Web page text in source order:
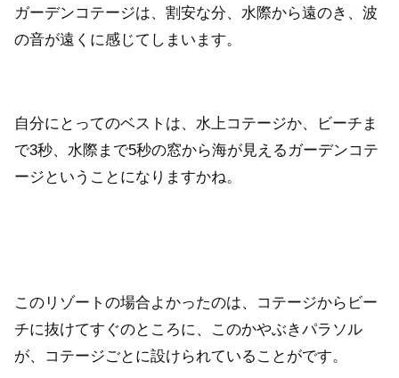
ガーデンコテージは、割安な分、水際から遠のき、波
の音が遠くに感じてしまいます。
自分にとってのベストは、水上コテージか、ビーチま
で3秒、水際まで5秒の窓から海が見えるガーデンコテ
ージということになりますかね。
このリゾートの場合よかったのは、コテージからビー
チに抜けてすぐのところに、このかやぶきパラソル
が、コテージごとに設けられていることがです。